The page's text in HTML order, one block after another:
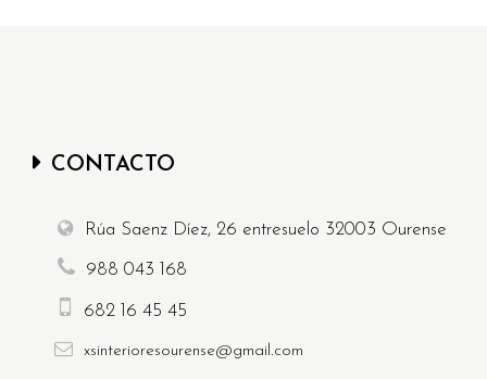
CONTACTO
Rúa Saenz Díez, 26 entresuelo 32003 Ourense
988 043 168
682 16 45 45
xsinterioresourense@gmail.com